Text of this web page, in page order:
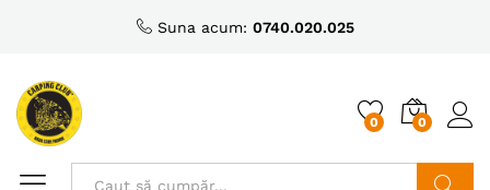
Suna acum: 0740.020.025
0 0